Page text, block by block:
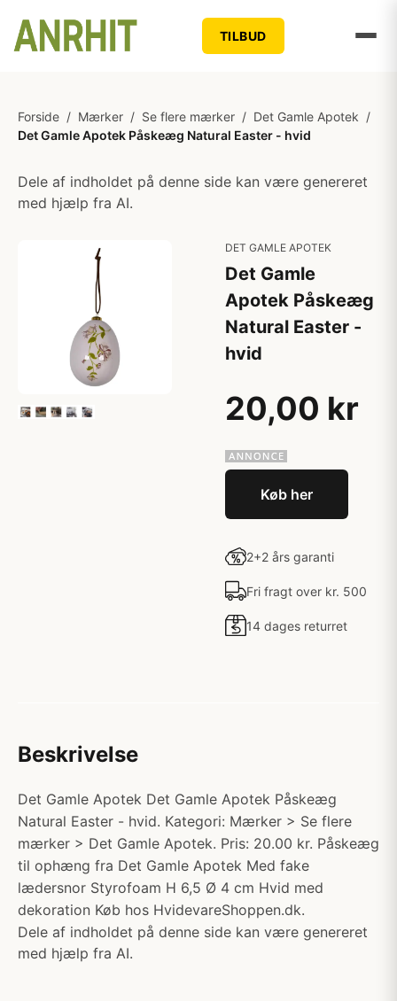
TILBUD
Forside / Mærker / Se flere mærker / Det Gamle Apotek /
Det Gamle Apotek Påskeæg Natural Easter - hvid
Dele af indholdet på denne side kan være genereret
med hjælp fra AI.
DET GAMLE APOTEK
Det Gamle
Apotek Påskeæg
Natural Easter -
hvid
20,00 kr
Køb her
2+2 års garanti
Fri fragt over kr. 500
14 dages returret
Beskrivelse
Det Gamle Apotek Det Gamle Apotek Påskeæg
Natural Easter - hvid. Kategori: Mærker > Se flere
mærker > Det Gamle Apotek. Pris: 20.00 kr. Påskeæg
til ophæng fra Det Gamle Apotek Med fake
lædersnor Styrofoam H 6,5 Ø 4 cm Hvid med
dekoration Køb hos HvidevareShoppen.dk.
Dele af indholdet på denne side kan være genereret
med hjælp fra AI.